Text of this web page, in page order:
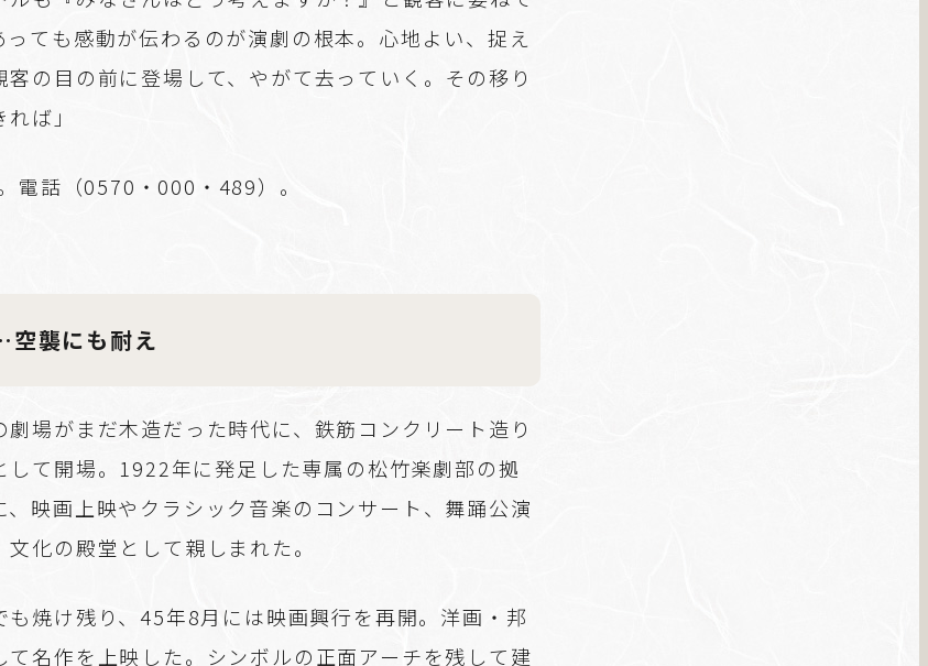
っても感動が伝わるのが演劇の根本。心地よい、捉え
客の目の前に登場して、やがて去っていく。その移り
ば」
電話（0570・000・489）。
襲にも耐え
劇場がまだ木造だった時代に、鉄筋コンクリート造り
して開場。1922年に発足した専属の松竹楽劇部の拠
、映画上映やクラシック音楽のコンサート、舞踊公演
化の殿堂として親しまれた。
も焼け残り、45年8月には映画興行を再開。洋画・邦
て名作を上映した。シンボルの正面アーチを残して建